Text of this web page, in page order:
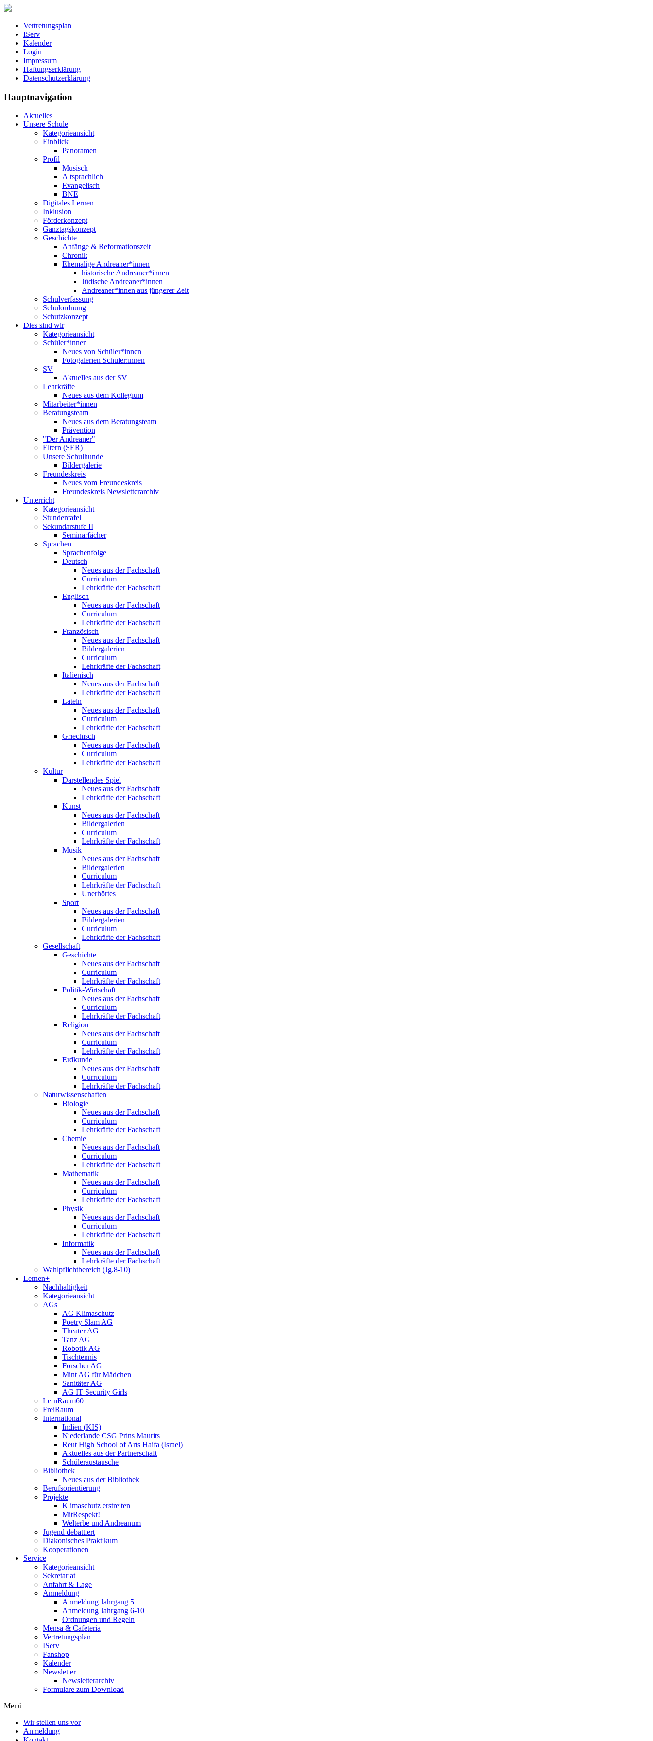
Vertretungsplan
IServ
Kalender
Login
Impressum
Haftungserklärung
Datenschutzerklärung
Hauptnavigation
Aktuelles
Unsere Schule
Kategorieansicht
Einblick
Panoramen
Profil
Musisch
Altsprachlich
Evangelisch
BNE
Digitales Lernen
Inklusion
Förderkonzept
Ganztagskonzept
Geschichte
Anfänge & Reformationszeit
Chronik
Ehemalige Andreaner*innen
historische Andreaner*innen
Jüdische Andreaner*innen
Andreaner*innen aus jüngerer Zeit
Schulverfassung
Schulordnung
Schutzkonzept
Dies sind wir
Kategorieansicht
Schüler*innen
Neues von Schüler*innen
Fotogalerien Schüler:innen
SV
Aktuelles aus der SV
Lehrkräfte
Neues aus dem Kollegium
Mitarbeiter*innen
Beratungsteam
Neues aus dem Beratungsteam
Prävention
"Der Andreaner"
Eltern (SER)
Unsere Schulhunde
Bildergalerie
Freundeskreis
Neues vom Freundeskreis
Freundeskreis Newsletterarchiv
Unterricht
Kategorieansicht
Stundentafel
Sekundarstufe II
Seminarfächer
Sprachen
Sprachenfolge
Deutsch
Neues aus der Fachschaft
Curriculum
Lehrkräfte der Fachschaft
Englisch
Neues aus der Fachschaft
Curriculum
Lehrkräfte der Fachschaft
Französisch
Neues aus der Fachschaft
Bildergalerien
Curriculum
Lehrkräfte der Fachschaft
Italienisch
Neues aus der Fachschaft
Lehrkräfte der Fachschaft
Latein
Neues aus der Fachschaft
Curriculum
Lehrkräfte der Fachschaft
Griechisch
Neues aus der Fachschaft
Curriculum
Lehrkräfte der Fachschaft
Kultur
Darstellendes Spiel
Neues aus der Fachschaft
Lehrkräfte der Fachschaft
Kunst
Neues aus der Fachschaft
Bildergalerien
Curriculum
Lehrkräfte der Fachschaft
Musik
Neues aus der Fachschaft
Bildergalerien
Curriculum
Lehrkräfte der Fachschaft
Unerhörtes
Sport
Neues aus der Fachschaft
Bildergalerien
Curriculum
Lehrkräfte der Fachschaft
Gesellschaft
Geschichte
Neues aus der Fachschaft
Curriculum
Lehrkräfte der Fachschaft
Politik-Wirtschaft
Neues aus der Fachschaft
Curriculum
Lehrkräfte der Fachschaft
Religion
Neues aus der Fachschaft
Curriculum
Lehrkräfte der Fachschaft
Erdkunde
Neues aus der Fachschaft
Curriculum
Lehrkräfte der Fachschaft
Naturwissenschaften
Biologie
Neues aus der Fachschaft
Curriculum
Lehrkräfte der Fachschaft
Chemie
Neues aus der Fachschaft
Curriculum
Lehrkräfte der Fachschaft
Mathematik
Neues aus der Fachschaft
Curriculum
Lehrkräfte der Fachschaft
Physik
Neues aus der Fachschaft
Curriculum
Lehrkräfte der Fachschaft
Informatik
Neues aus der Fachschaft
Lehrkräfte der Fachschaft
Wahlpflichtbereich (Jg.8-10)
Lernen+
Nachhaltigkeit
Kategorieansicht
AGs
AG Klimaschutz
Poetry Slam AG
Theater AG
Tanz AG
Robotik AG
Tischtennis
Forscher AG
Mint AG für Mädchen
Sanitäter AG
AG IT Security Girls
LernRaum60
FreiRaum
International
Indien (KIS)
Niederlande CSG Prins Maurits
Reut High School of Arts Haifa (Israel)
Aktuelles aus der Partnerschaft
Schüleraustausche
Bibliothek
Neues aus der Bibliothek
Berufsorientierung
Projekte
Klimaschutz erstreiten
MitRespekt!
Welterbe und Andreanum
Jugend debattiert
Diakonisches Praktikum
Kooperationen
Service
Kategorieansicht
Sekretariat
Anfahrt & Lage
Anmeldung
Anmeldung Jahrgang 5
Anmeldung Jahrgang 6-10
Ordnungen und Regeln
Mensa & Cafeteria
Vertretungsplan
IServ
Fanshop
Kalender
Newsletter
Newsletterarchiv
Formulare zum Download
Menü
Wir stellen uns vor
Anmeldung